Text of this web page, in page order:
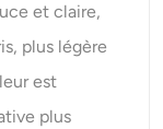
et claire,
plus légère
est
plus